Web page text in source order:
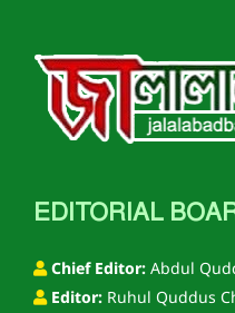
EDITORIAL
Chief Editor: Abdul
Editor: Ruhul Quddus